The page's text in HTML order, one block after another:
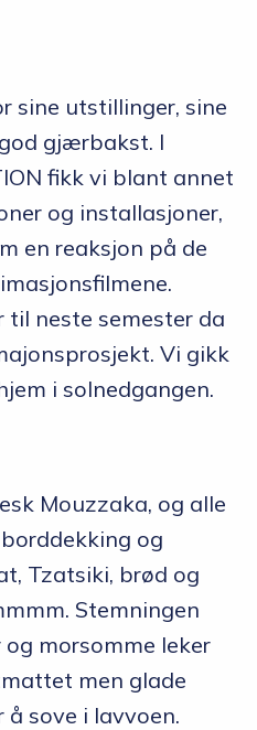
sine utstillinger, sine
gjærbakst. I
fikk vi blant annet
og installasjoner,
en reaksjon på de
neste semester da
Vi gikk
i solnedgangen.
Mouzzaka, og alle
og
Tzatsiki, brød og
Stemningen
morsomme leker
men glade
sove i lavvoen.